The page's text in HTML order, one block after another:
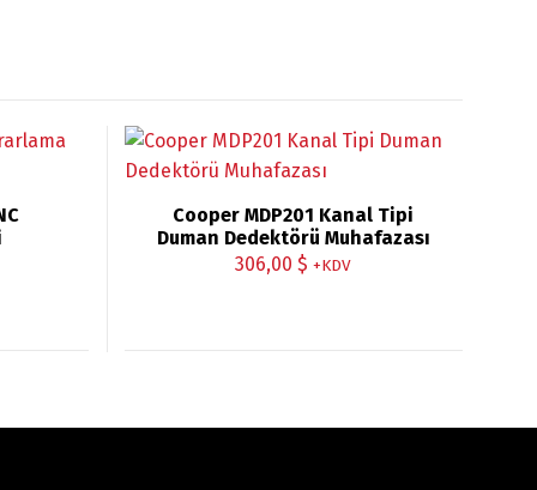
Cooper MDP201 Kanal Tipi
Duman Dedektörü Muhafazası
306,00$ +KDV